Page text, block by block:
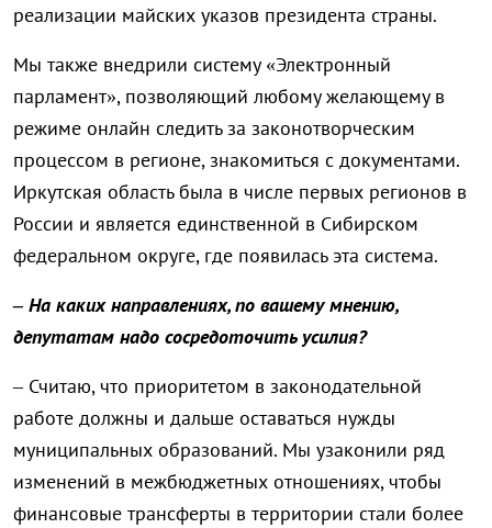
реализации майских указов президента страны.
Мы также внедрили систему «Электронный
парламент», позволяющий любому желающему в
режиме онлайн следить за законотворческим
процессом в регионе, знакомиться с документами.
Иркутская область была в числе первых регионов в
России и является единственной в Сибирском
федеральном округе, где появилась эта система.
– На каких направлениях, по вашему мнению,
депутатам надо сосредоточить усилия?
– Считаю, что приоритетом в законодательной
работе должны и дальше оставаться нужды
муниципальных образований. Мы узаконили ряд
изменений в межбюджетных отношениях, чтобы
финансовые трансферты в территории стали более